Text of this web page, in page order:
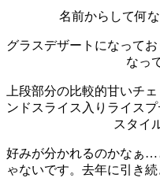
名前からして何
グラスデザートになって
なっ
上段部分の比較的甘いチ
ンドスライス入りライス
スタイ
好みが分かれるのかなぁ…
ゃないです。 去年に引き